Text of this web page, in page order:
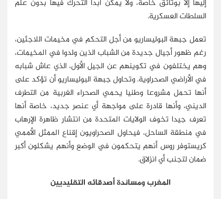
إليها إلا بوثائق خاصة، ولا يمكن أبدا التحرك فيها بدون علم
السلطات العسكرية.
تعمل جبهة البوليساريو من أجل التحكم في مخيمات اللاجئين،
رغم ظهور أجيال جديدة من الشباب الذين ولدوا في المخيمات،
وهم يختلفون في تكوينهم عن الجيل الأول، الذي عاش شبابه
في الأراضي الصحراوية. وتحاول جبهة البوليساريو أن تؤكد على
أنها تحمل مشروعا وطنيا يحمي الصحراء الغربية من التطرف
الديني، وأنها قادرة على مواجهة أي عنصر جديد، خاصة أنها
تعرف جيدا تخوف الولايات المتحدة من انتشار ظاهرة الإرهاب
في منطقة الساحل، فيحاول الصحراويون إقناع الممثل الأممي
كريستوفر روس أنهم يتحكمون في الوضع وأنهم يشكلون أكبر
ضمان لتجنب أي انزلاق.
المغرب ومساندة أصدقائه التقليديين